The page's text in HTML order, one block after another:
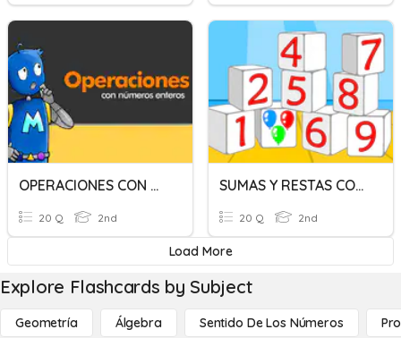
OPERACIONES CON NÚMEROS ENTEROS
20 Q 2nd
SUMAS Y RESTAS CON LLEVADAS
20 Q 2nd
Load More
Explore Flashcards by Subject
Geometría Álgebra Sentido De Los Números